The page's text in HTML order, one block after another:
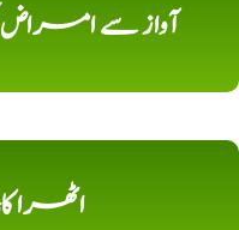
آواز سے
اٹھرا